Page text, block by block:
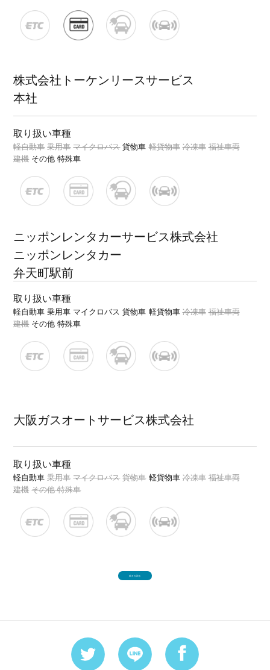
株式会社トーケンリースサービス
本社
取り扱い車種
軽自動車 乗用車 マイクロバス 貨物車 軽貨物車 冷凍車 福祉車両
建機 その他 特殊車
ニッポンレンタカーサービス株式会社
ニッポンレンタカー
弁天町駅前
取り扱い車種
軽自動車 乗用車 マイクロバス 貨物車 軽貨物車 冷凍車 福祉車両
建機 その他 特殊車
大阪ガスオートサービス株式会社
取り扱い車種
軽自動車 乗用車 マイクロバス 貨物車 軽貨物車 冷凍車 福祉車両
建機 その他 特殊車
続きを読む